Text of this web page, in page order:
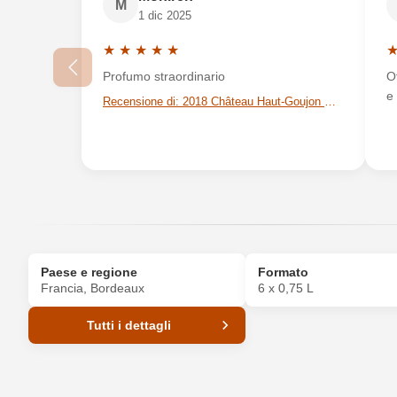
Il tuo indirizzo e-mail
M
1 dic 2025
★ ★ ★ ★ ★
Valutazione media di 5 su 5 stelle
Profumo straordinario
Recensione di: 2018 Château Haut-Goujon Montagne Saint-Émilion AOP
★
e
Paese e regione
Francia, Bordeaux
Formato
6 x 0,75 L
Tutti i dettagli